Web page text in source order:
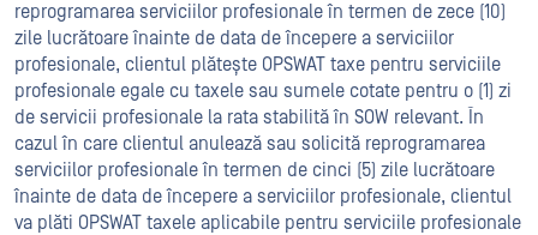
reprogramarea serviciilor profesionale în termen de zece (10)
zile lucrătoare înainte de data de începere a serviciilor
profesionale, clientul plătește OPSWAT taxe pentru serviciile
profesionale egale cu taxele sau sumele cotate pentru o (1) zi
de servicii profesionale la rata stabilită în SOW relevant. În
cazul în care clientul anulează sau solicită reprogramarea
serviciilor profesionale în termen de cinci (5) zile lucrătoare
înainte de data de începere a serviciilor profesionale, clientul
va plăti OPSWAT taxele aplicabile pentru serviciile profesionale